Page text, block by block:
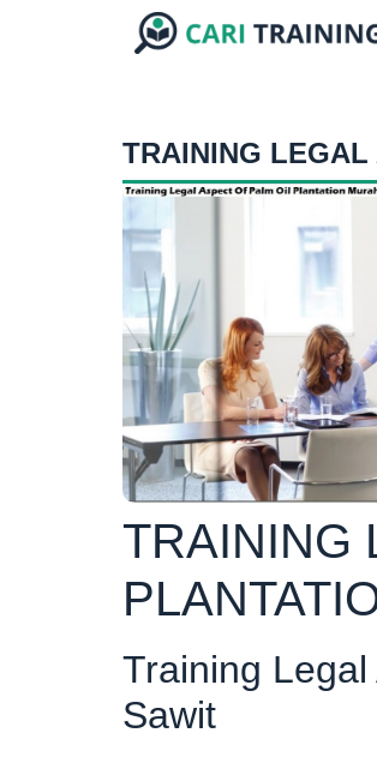
TRAINING LEGAL
TRAINING
Training
Sawit